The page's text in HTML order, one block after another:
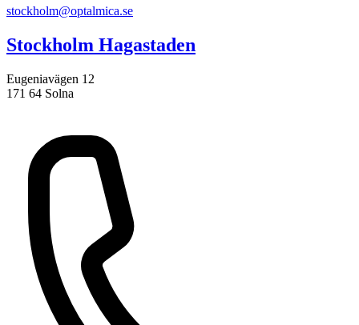
stockholm@optalmica.se
Stockholm Hagastaden
Eugeniavägen 12
171 64 Solna